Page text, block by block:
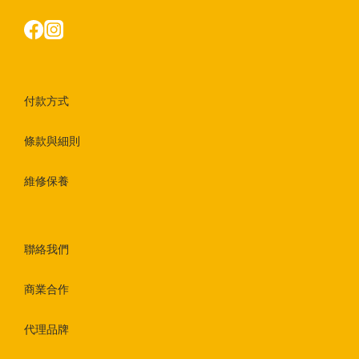
付款方式
條款與細則
維修保養
聯絡我們
商業合作
代理品牌